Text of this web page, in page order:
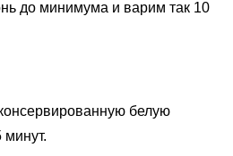
до минимума и варим так 10
белую